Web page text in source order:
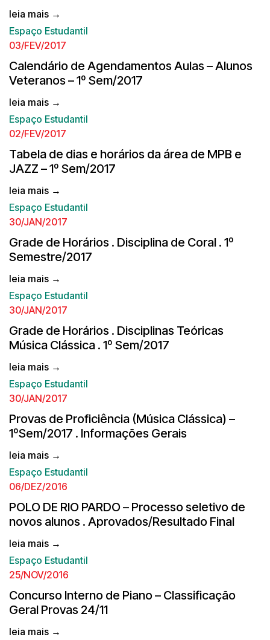
leia mais →
Espaço Estudantil
03/FEV/2017
Calendário de Agendamentos Aulas – Alunos
Veteranos – 1º Sem/2017
leia mais →
Espaço Estudantil
02/FEV/2017
Tabela de dias e horários da área de MPB e
JAZZ – 1º Sem/2017
leia mais →
Espaço Estudantil
30/JAN/2017
Grade de Horários . Disciplina de Coral . 1º
Semestre/2017
leia mais →
Espaço Estudantil
30/JAN/2017
Grade de Horários . Disciplinas Teóricas
Música Clássica . 1º Sem/2017
leia mais →
Espaço Estudantil
30/JAN/2017
Provas de Proficiência (Música Clássica) –
1ºSem/2017 . Informações Gerais
leia mais →
Espaço Estudantil
06/DEZ/2016
POLO DE RIO PARDO – Processo seletivo de
novos alunos . Aprovados/Resultado Final
leia mais →
Espaço Estudantil
25/NOV/2016
Concurso Interno de Piano – Classificação
Geral Provas 24/11
leia mais →